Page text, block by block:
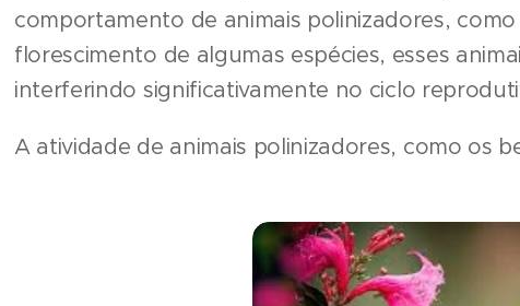
comportamento de animais polinizadores,
florescimento de algumas espécies, esses
interferindo significativamente no ciclo
A atividade de animais polinizadores, como os